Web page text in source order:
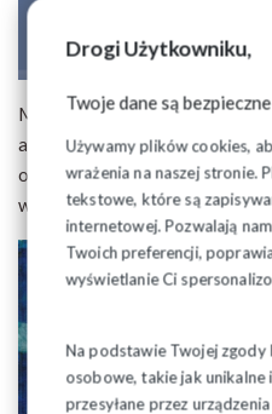
Drogi Użytkowniku,
Twoje dane są bezpieczne
Używamy plików cookies,
wrażenia na naszej stronie.
tekstowe, które są
internetowej. Pozwalają
Twoich preferencji,
wyświetlanie Ci
Na podstawie Twojej
osobowe, takie jak
przesyłane przez
Miłą niespodzianką ze strony
adres Regionu Podlaskiego
odznaczenie oraz film z
wprowadzenia stanu